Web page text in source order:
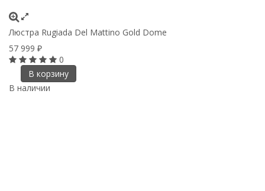
Люстра Rugiada Del Mattino Gold Dome
57 999 ₽
0
В корзину
В наличии